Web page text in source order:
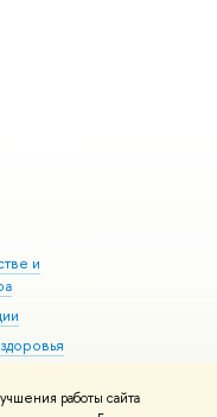
работы сайта
и